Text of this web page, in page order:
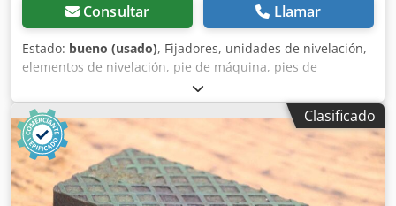
Consultar Llamar
Estado: bueno (usado), Fijadores, unidades de nivelación,
elementos de nivelación, pie de máquina, pies de
máquina, zapatas de nivelación, base de máquina, zapata
de nivelación, zapata de cuña, soporte de máquina, pie
nivelador, elementos elásticos -Elemento elástico: 2
unidades, para máquinas herramienta e instalaciones -
Elemento elástico: Ø 160 mm -Orificio de montaje: M16 -
Precio/entrega: completo -Dimensión: Ø 160 x 38 mm
Dkodjv Rmkfspfx Adqer -Peso: 2,3 kg/unidad
Clasificado